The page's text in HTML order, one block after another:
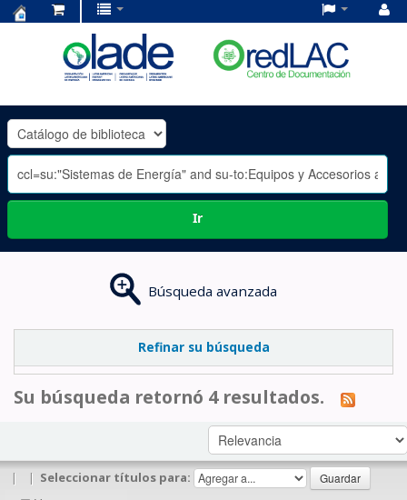
OLADE
-
Ir
Búsqueda avanzada
Refinar su búsqueda
Su búsqueda retornó 4 resultados.
| | Seleccionar títulos para: